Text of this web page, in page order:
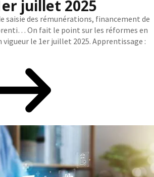
juillet 2025
saisie des rémunérations, financement de
On fait le point sur les réformes en
vigueur le 1er juillet 2025. Apprentissage :